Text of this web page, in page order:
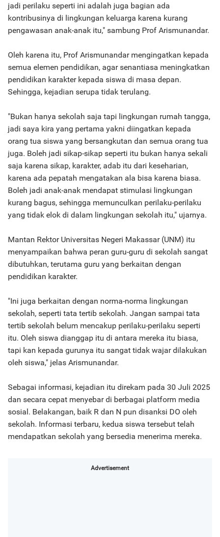
jadi perilaku seperti ini adalah juga bagian ada
kontribusinya di lingkungan keluarga karena kurang
pengawasan anak-anak itu," sambung Prof Arismunandar.
Oleh karena itu, Prof Arismunandar mengingatkan kepada
semua elemen pendidikan, agar senantiasa meningkatkan
pendidikan karakter kepada siswa di masa depan.
Sehingga, kejadian serupa tidak terulang.
"Bukan hanya sekolah saja tapi lingkungan rumah tangga,
jadi saya kira yang pertama yakni diingatkan kepada
orang tua siswa yang bersangkutan dan semua orang tua
juga. Boleh jadi sikap-sikap seperti itu bukan hanya sekali
saja karena sikap, karakter, adab itu dari keseharian,
karena ada pepatah mengatakan ala bisa karena biasa.
Boleh jadi anak-anak mendapat stimulasi lingkungan
kurang bagus, sehingga memunculkan perilaku-perilaku
yang tidak elok di dalam lingkungan sekolah itu," ujarnya.
Mantan Rektor Universitas Negeri Makassar (UNM) itu
menyampaikan bahwa peran guru-guru di sekolah sangat
dibutuhkan, terutama guru yang berkaitan dengan
pendidikan karakter.
"Ini juga berkaitan dengan norma-norma lingkungan
sekolah, seperti tata tertib sekolah. Jangan sampai tata
tertib sekolah belum mencakup perilaku-perilaku seperti
itu. Oleh siswa dianggap itu di antara mereka itu biasa,
tapi kan kepada gurunya itu sangat tidak wajar dilakukan
oleh siswa," jelas Arismunandar.
Sebagai informasi, kejadian itu direkam pada 30 Juli 2025
dan secara cepat menyebar di berbagai platform media
sosial. Belakangan, baik R dan N pun disanksi DO oleh
sekolah. Informasi terbaru, kedua siswa tersebut telah
mendapatkan sekolah yang bersedia menerima mereka.
Advertisement